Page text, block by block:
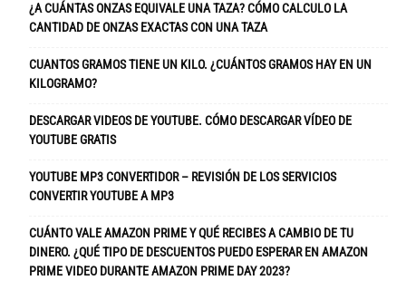
¿A CUÁNTAS ONZAS EQUIVALE UNA TAZA? CÓMO CALCULO LA
CANTIDAD DE ONZAS EXACTAS CON UNA TAZA
CUANTOS GRAMOS TIENE UN KILO. ¿CUÁNTOS GRAMOS HAY EN UN
KILOGRAMO?
DESCARGAR VIDEOS DE YOUTUBE. CÓMO DESCARGAR VÍDEO DE
YOUTUBE GRATIS
YOUTUBE MP3 CONVERTIDOR – REVISIÓN DE LOS SERVICIOS
CONVERTIR YOUTUBE A MP3
CUÁNTO VALE AMAZON PRIME Y QUÉ RECIBES A CAMBIO DE TU
DINERO. ¿QUÉ TIPO DE DESCUENTOS PUEDO ESPERAR EN AMAZON
PRIME VIDEO DURANTE AMAZON PRIME DAY 2023?